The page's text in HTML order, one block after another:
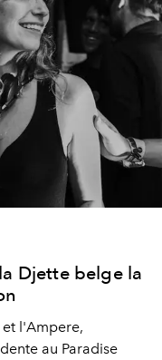
Djette belge la
et l'Ampere,
au Paradise